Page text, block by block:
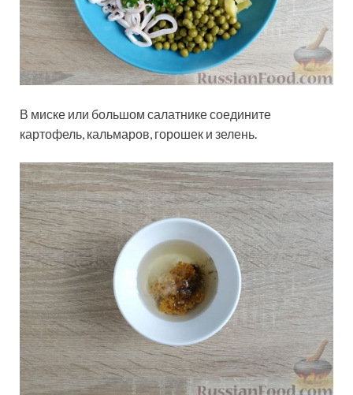
В миске или большом салатнике соедините
картофель, кальмаров, горошек и зелень.